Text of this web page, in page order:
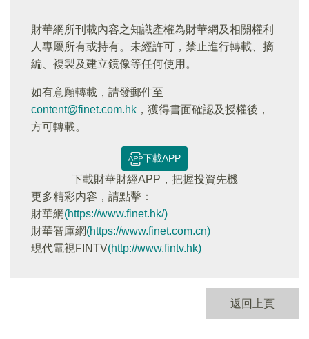
財華網所刊載內容之知識產權為財華網及相關權利
人專屬所有或持有。未經許可，禁止進行轉載、摘
編、複製及建立鏡像等任何使用。
如有意願轉載，請發郵件至
content@finet.com.hk ，獲得書面確認及授權後，
方可轉載。
下載APP
下載財華財經APP，把握投資先機
更多精彩内容，請點擊：
財華網(https://www.finet.hk/)
財華智庫網(https://www.finet.com.cn)
現代電視FINTV(http://www.fintv.hk)
返回上頁